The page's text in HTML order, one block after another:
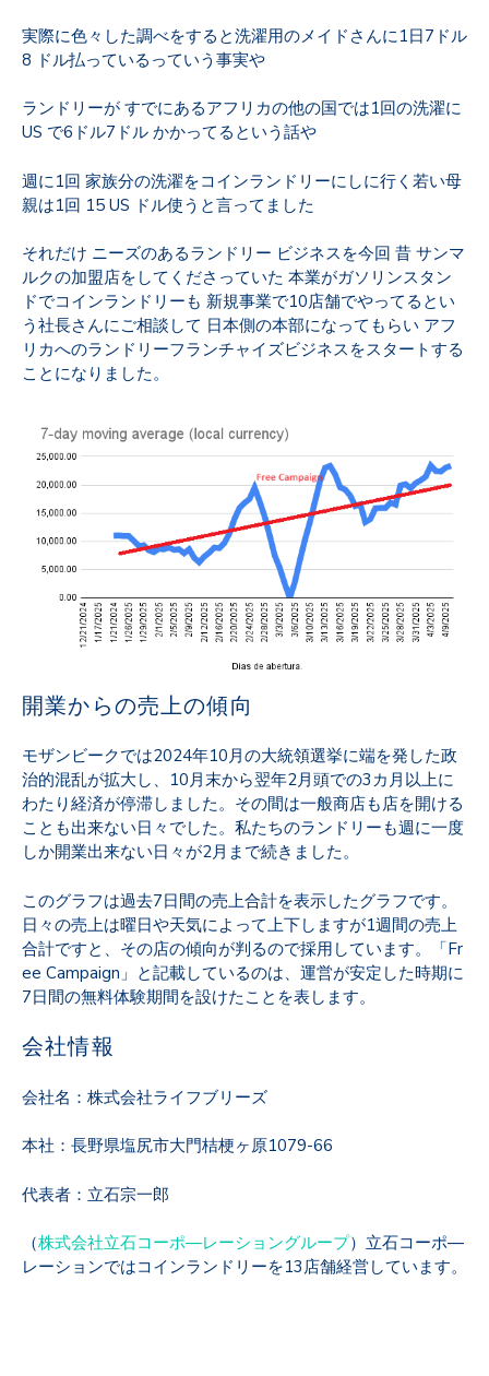
実際に色々した調べをすると洗濯用のメイドさんに1日7ドル
8 ドル払っているっていう事実や
ランドリーが すでにあるアフリカの他の国では1回の洗濯に
US で6ドル7ドル かかってるという話や
週に1回 家族分の洗濯をコインランドリーにしに行く若い母
親は1回 15 US ドル使うと言ってました
それだけ ニーズのあるランドリー ビジネスを今回 昔 サンマ
ルクの加盟店をしてくださっていた 本業がガソリンスタン
ドでコインランドリーも 新規事業で10店舗でやってるとい
う社長さんにご相談して 日本側の本部になってもらい アフ
リカへのランドリーフランチャイズビジネスをスタートする
ことになりました。
開業からの売上の傾向
モザンビークでは2024年10月の大統領選挙に端を発した政
治的混乱が拡大し、10月末から翌年2月頭での3カ月以上に
わたり経済が停滞しました。その間は一般商店も店を開ける
ことも出来ない日々でした。私たちのランドリーも週に一度
しか開業出来ない日々が2月まで続きました。
このグラフは過去7日間の売上合計を表示したグラフです。
日々の売上は曜日や天気によって上下しますが1週間の売上
合計ですと、その店の傾向が判るので採用しています。「Fr
ee Campaign」と記載しているのは、運営が安定した時期に
7日間の無料体験期間を設けたことを表します。
会社情報
会社名：株式会社ライフブリーズ
本社： 長野県塩尻市大門桔梗ヶ原1079-66
代表者：立石宗一郎
（株式会社立石コーポ―レーショングループ）立石コーポ―
レーションではコインランドリーを13店舗経営しています。